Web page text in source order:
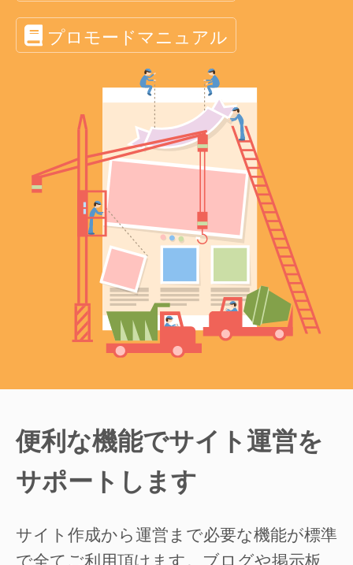
プロモードマニュアル
便利な機能でサイト運営を
サポートします
サイト作成から運営まで必要な機能が標準
で全てご利用頂けます。ブログや掲示板